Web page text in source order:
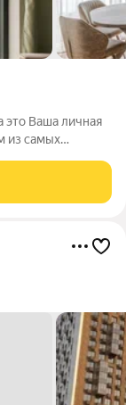
из самых
комфорт.